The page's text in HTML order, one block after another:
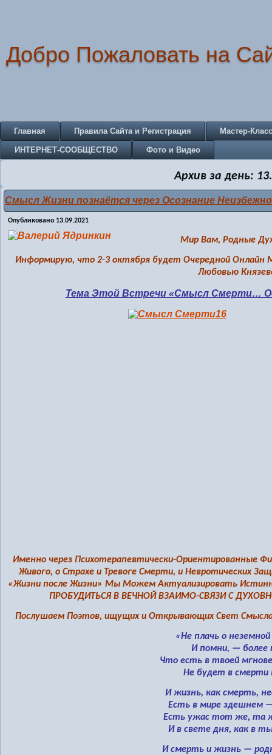
Добро Пожаловать на
Главная Правила Сайта и Регистрация Мастер-
ИНТЕРНЕТ-СООБЩЕСТВО Фото и Видео
Архив за день:
Смысл Жизни познаётся через Осознание
Опубликовано 13.09.2021
Мир Вам, Родные
Информирую, что 2-3 октября будет Очередной Онлайн
Любовью
Тема Этой Встречи «Смысл Смерти…
Именно через Психотерапевтически-Ориентированные
Живого, о Страхе и Тревоге Смерти, и Невротических
«Жизни после Жизни» Мы Можем Актуализировать
ПРОБУДИТЬСЯ В ВЕЧНОЙ ВЗАИМО-СВЯЗИ С
Послушаем Поэтов, ищущих и Открывающих Свет
«Не плачь о
И помни, — более
Что есть в твоей
Не будет в смерти
И жизнь, как смерть,
Есть в мире здешнем
Есть ужас тот же, та
И в свете дня, как в
И смерть и жизнь —